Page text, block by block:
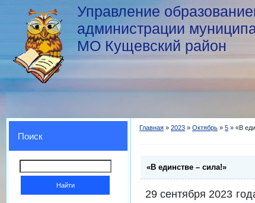
Управление
администрации
МО Кущевский район
Поиск
Главная » 2023 » Октябрь » 5 » «В
«В единстве – сила!»
29 сентября 2023